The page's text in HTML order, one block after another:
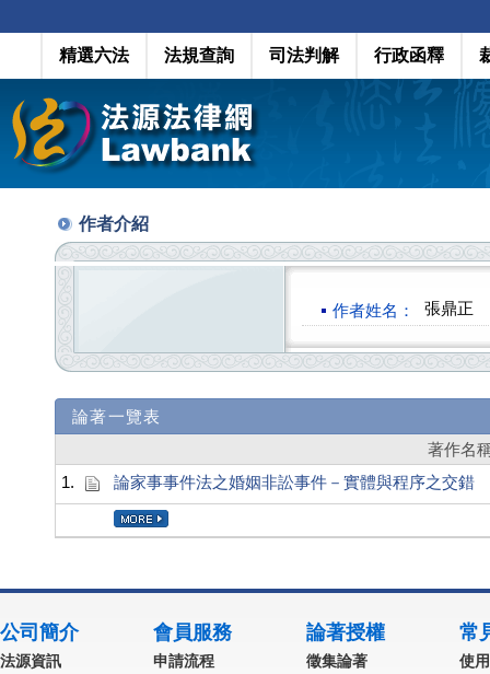
精選六法 法規查詢 司法判解 行政函釋
作者介紹
作者姓名： 張鼎正
論著一覽表
著作名
1.
論家事事件法之婚姻非訟事件－實體與程序之交錯
公司簡介
法源資訊
會員服務
申請流程
論著授權
徵集論著
常
使